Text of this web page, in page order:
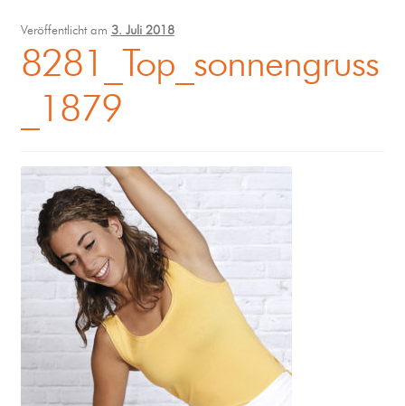
Coaching
Klangmassage
Veröffentlicht am 3. Juli 2018
8281_Top_sonnengruss
_1879